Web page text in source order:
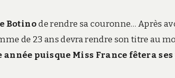
Botinode rendre sa couronne… Après
de 23 ans devra rendre son titre au
puisque Miss France fêtera ses